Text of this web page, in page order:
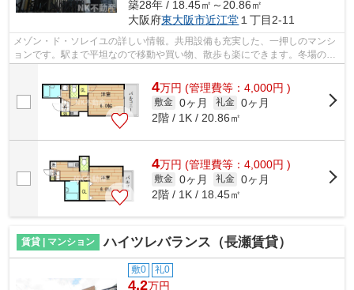
築28年 / 18.45㎡～20.86㎡
大阪府東大阪市近江堂１丁目2-11
メゾン・ド・ソレイユの詳しい情報。共用設備も充実した、一押しのマンシ
ョンです。駅まで平坦なので移動や買い物、散歩も楽にできます。冬場の換
4万円 (管理費等：4,000円 )
敷金 0ヶ月 礼金 0ヶ月
2階 / 1K / 20.86㎡
4万円 (管理費等：4,000円 )
敷金 0ヶ月 礼金 0ヶ月
2階 / 1K / 18.45㎡
賃貸 | マンション ハイツレバランス（長瀬賃貸）
敷0 礼0
4.2万円